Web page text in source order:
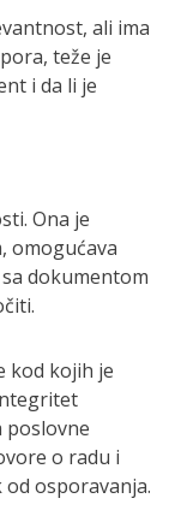
ali ima
teže je
i da li je
Ona je
omogućava
dokumentom
kod kojih je
poslovne
o radu i
osporavanja.